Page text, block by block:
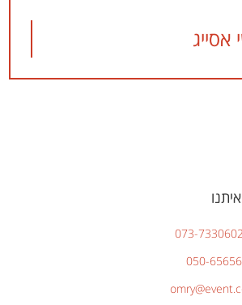
אסייג
073-7330602
050-